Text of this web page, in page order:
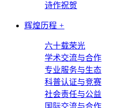
诗作祝贺
辉煌历程 +
六十载荣光
学术交流与合作
专业服务与生态
科普认证与竞赛
社会责任与公益
国际交流与合作